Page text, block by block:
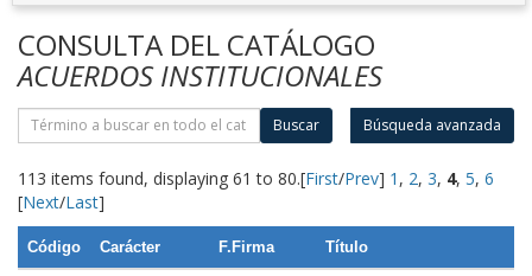
CONSULTA DEL CATÁLOGO
ACUERDOS INSTITUCIONALES
Buscar Búsqueda avanzada
113 items found, displaying 61 to 80.[First/Prev] 1 , 2, 3, 4, 5, 6
[Next/Last]
Código Carácter F.Firma Título